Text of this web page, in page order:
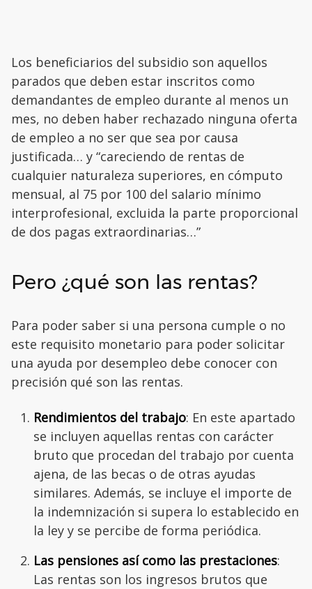
Los beneficiarios del subsidio son aquellos
parados que deben estar inscritos como
demandantes de empleo durante al menos un
mes, no deben haber rechazado ninguna oferta
de empleo a no ser que sea por causa
justificada… y “careciendo de rentas de
cualquier naturaleza superiores, en cómputo
mensual, al 75 por 100 del salario mínimo
interprofesional, excluida la parte proporcional
de dos pagas extraordinarias…”
Pero ¿qué son las rentas?
Para poder saber si una persona cumple o no
este requisito monetario para poder solicitar
una ayuda por desempleo debe conocer con
precisión qué son las rentas.
Rendimientos del trabajo: En este apartado
se incluyen aquellas rentas con carácter
bruto que procedan del trabajo por cuenta
ajena, de las becas o de otras ayudas
similares. Además, se incluye el importe de
la indemnización si supera lo establecido en
la ley y se percibe de forma periódica.
Las pensiones así como las prestaciones:
Las rentas son los ingresos brutos que